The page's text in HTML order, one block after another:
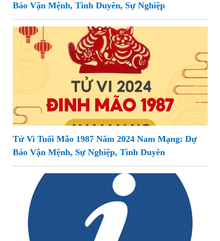
Báo Vận Mệnh, Tình Duyên, Sự Nghiệp
Tử Vi Tuổi Mão 1987 Năm 2024 Nam Mạng: Dự
Báo Vận Mệnh, Sự Nghiệp, Tình Duyên